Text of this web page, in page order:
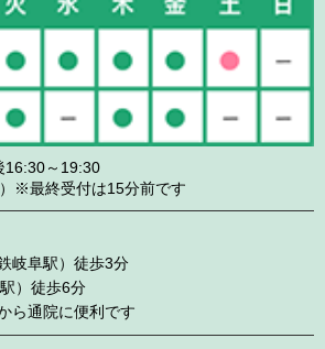
～19:30
※最終受付は15分前です
岐阜駅）徒歩3分
）徒歩6分
ら通院に便利です